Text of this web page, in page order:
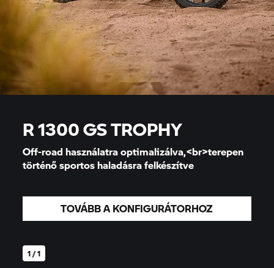
1 / 1
R 1300GS TROPHY
Off-road használatra optimalizálva,<br>terepen
történő sportos haladásra felkészítve
TOVÁBB A KONFIGURÁTORHOZ